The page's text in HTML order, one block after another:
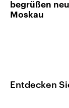
begrüßen
Moskau
Entdecken